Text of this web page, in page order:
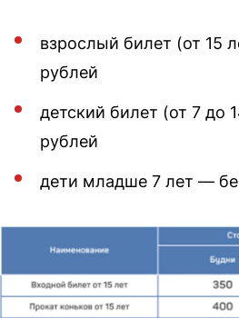
взрослый билет (от 15
рублей
детский билет (от 7 до
рублей
дети младше 7 лет —